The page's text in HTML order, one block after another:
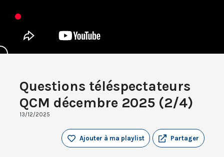
Questions téléspectateurs
QCM décembre 2025 (2/4)
13/12/2025
Partager
Ajouter à ma playlist